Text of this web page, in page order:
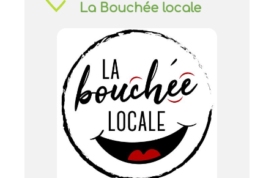
La Bouchée locale